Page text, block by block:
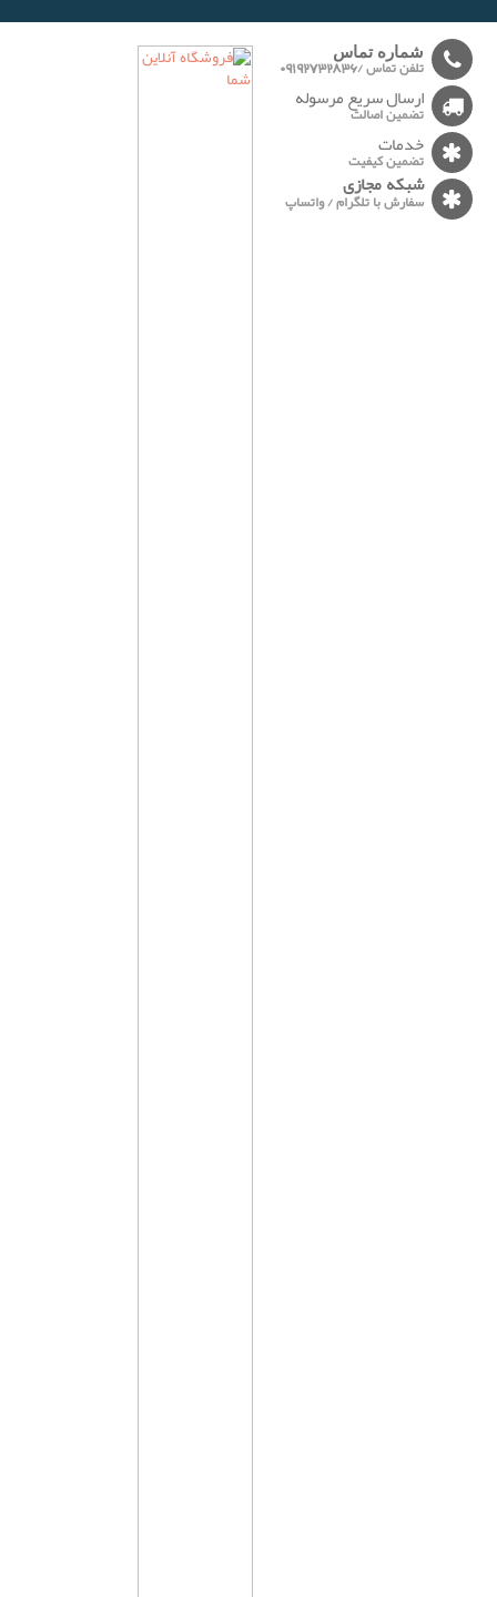
شماره تماس
تلفن تماس /09192732836
ارسال سریع مرسوله
تضمین اصالت
خدمات
تضمین کیفیت
شبکه مجازی
سفارش با تلگرام / واتساپ